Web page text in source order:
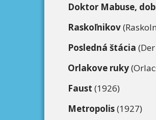
Doktor Mabuse,
Raskoľnikov
Posledná štácia
Orlakove ruky
Faust (1926)
Metropolis(1927)